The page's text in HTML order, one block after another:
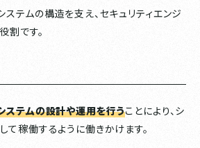
ステムの構造を支え、セキュリティエンジ
割です。
ステムの設計や運用を行うことにより、シ
て稼働するように働きかけます。